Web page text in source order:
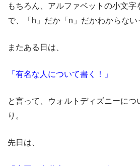
もちろん、アルファベットの小文
で、「h」だか「n」だかわからない
またある日は、
「有名な人について書く！」
と言って、ウォルトディズニーにつ
り。
先日は、